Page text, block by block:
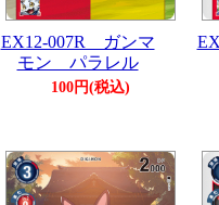
EX12-007R ガンマ
モン パラレル
100円(税込)